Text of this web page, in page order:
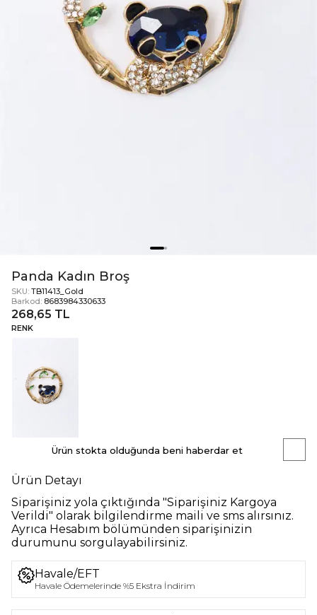
Panda Kadın Broş
SKU: TB11413_Gold
Barkod: 8683984330633
268,65 TL
RENK
Ürün stokta olduğunda beni haberdar et
Ürün Detayı
Siparişiniz yola çıktığında "Siparişiniz Kargoya
Verildi" olarak bilgilendirme maili ve sms alırsınız.
Ayrıca Hesabım bölümünden siparişinizin
durumunu sorgulayabilirsiniz.
Havale/EFT
Havale Ödemelerinde %5 Ekstra İndirim